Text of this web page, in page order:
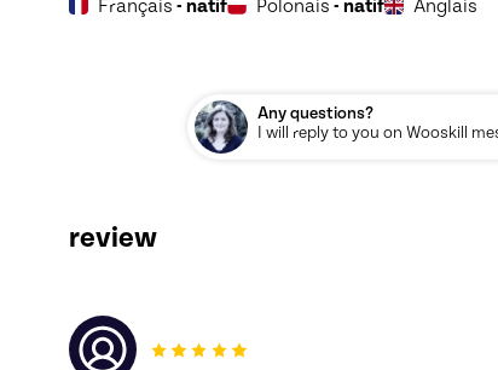
Français - natif Polonais - natif Anglais
Any questions?
I will reply to you on Wooskill
review